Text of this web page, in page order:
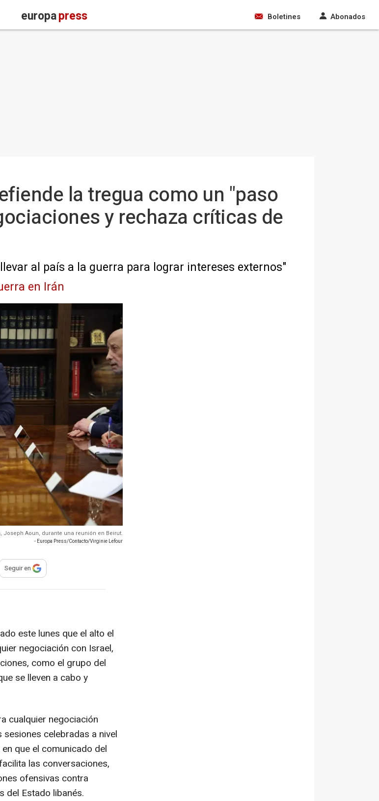
europapress Boletines Abonados
la tregua como un "paso
y rechaza críticas de
al país a la guerra para lograr intereses externos"
en Irán
Joseph Aoun, durante una reunión en Beirut.
- Europa Press/Contacto/Virginie Lefour
para compartir
Seguir en
este lunes que el alto el
negociación con Israel,
como el grupo del
se lleven a cabo y
cualquier negociación
celebradas a nivel
que el comunicado del
las conversaciones,
ofensivas contra
del Estado libanés.